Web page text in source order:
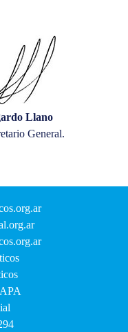
Llano
General.